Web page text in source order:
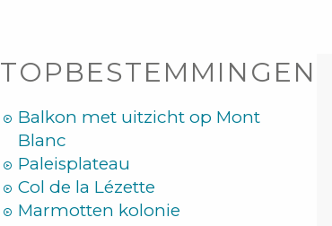
TOPBESTEMMINGEN
Balkon met uitzicht op Mont
Blanc
Paleisplateau
Col de la Lézette
Marmotten kolonie